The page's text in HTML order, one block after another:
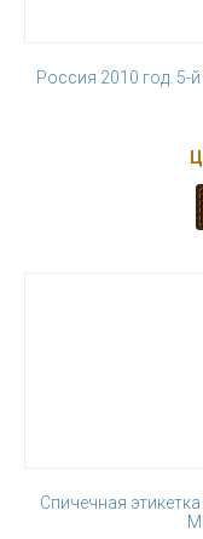
Россия 2010 год. 5-
Спичечная